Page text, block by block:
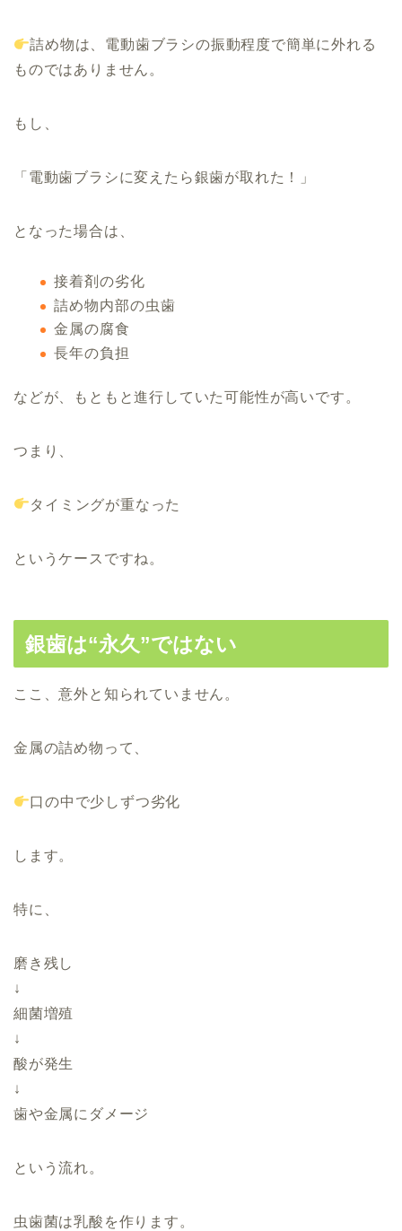
詰め物は、電動歯ブラシの振動程度で簡単に外れる
ものではありません。
もし、
「電動歯ブラシに変えたら銀歯が取れた！」
となった場合は、
接着剤の劣化
詰め物内部の虫歯
金属の腐食
長年の負担
などが、もともと進行していた可能性が高いです。
つまり、
タイミングが重なった
というケースですね。
銀歯は“永久”ではない
ここ、意外と知られていません。
金属の詰め物って、
口の中で少しずつ劣化
します。
特に、
磨き残し
↓
細菌増殖
↓
酸が発生
↓
歯や金属にダメージ
という流れ。
虫歯菌は乳酸を作ります。